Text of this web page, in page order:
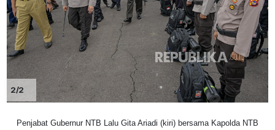
2/2
Penjabat Gubernur NTB Lalu Gita Ariadi (kiri) bersama Kapolda NTB